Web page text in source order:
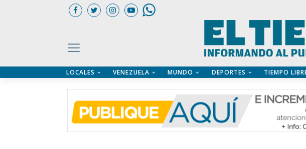
LOCALES VENEZUELA MUNDO DEPORTES TIEMPO